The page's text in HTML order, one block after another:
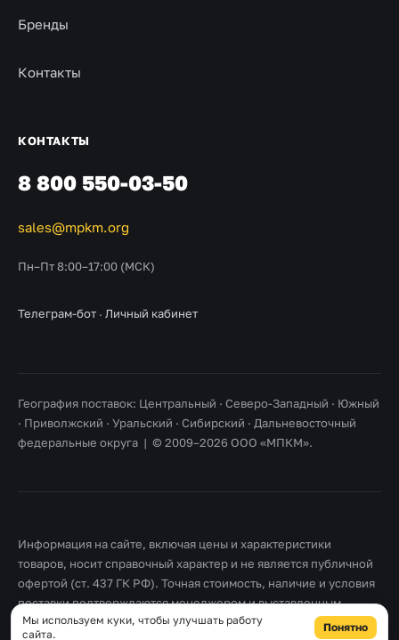
Бренды
Контакты
КОНТАКТЫ
8 800 550-03-50
sales@mpkm.org
Пн–Пт 8:00–17:00 (МСК)
Телеграм-бот · Личный кабинет
География поставок: Центральный · Северо-Западный · Южный
· Приволжский · Уральский · Сибирский · Дальневосточный
федеральные округа | © 2009–2026 ООО «МПКМ».
Информация на сайте, включая цены и характеристики
товаров, носит справочный характер и не является публичной
офертой (ст. 437 ГК РФ). Точная стоимость, наличие и условия
поставки подтверждаются менеджером и выставленным
счетом. Товарные знаки принадлежат их правообладателям.
Мы используем куки, чтобы улучшать работу
сайта.
Понятно